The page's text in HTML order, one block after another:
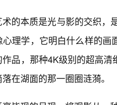
术的本质是光与影的交织，
心理学，它明白什么样的
品，那种4K级别的超高
在湖面的那一圈圈涟漪。